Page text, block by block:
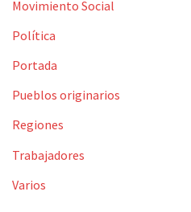
Movimiento Social
Política
Portada
Pueblos originarios
Regiones
Trabajadores
Varios